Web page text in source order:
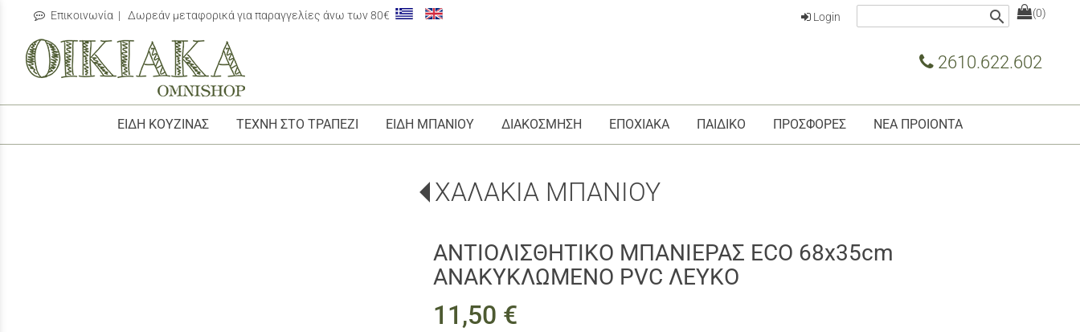
Επικοινωνία | Δωρεάν μεταφορικά για παραγγελίες άνω των 80€ (0)
search
Login
2610.622.602
/
ΕΙΔΗ ΚΟΥΖΙΝΑΣ ΤΕΧΝΗ ΣΤΟ ΤΡΑΠΕΖΙ ΕΙΔΗ ΜΠΑΝΙΟΥ ΔΙΑΚΟΣΜΗΣΗ ΕΠΟΧΙΑΚΑ ΠΑΙΔΙΚΟ ΠΡΟΣΦΟΡΕΣ ΝΕΑ ΠΡΟΙΟΝΤΑ
ΧΑΛΑΚΙΑ ΜΠΑΝΙΟΥ
ΑΝΤΙΟΛΙΣΘΗΤΙΚΟ ΜΠΑΝΙΕΡΑΣ ECO 68x35cm
ΑΝΑΚΥΚΛΩΜΕΝΟ PVC ΛΕΥΚΟ
11,50 €